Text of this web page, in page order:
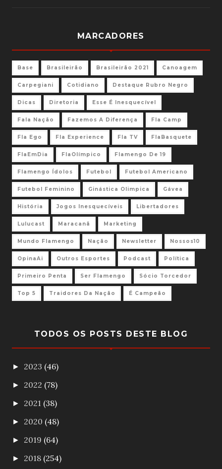
MARCADORES
Base Brasileirão Brasileirão 2021 Canoagem
Carpegiani Cotidiano Destaque Rubro Negro
Dicas Diretoria Esse É Inesquecível
Fala Nação Fazemos A Diferença Fla Camp
Fla Ego Fla Experience Fla TV FlaBasquete
FlaEmDia FlaOlímpico Flamengo De 19
Flamengo Ídolos Futebol Futebol Americano
Futebol Feminino Ginástica Olimpica Gávea
História Jogos Inesquecíveis Libertadores
Lulucast Maracanã Marketing
Mundo Flamengo Nação Newsletter Nossos10
OpinaAi Outros Esportes Podcast Política
Primeiro Penta Ser Flamengo Sócio Torcedor
Top 5 Traidores Da Nação É Campeão
TODOS OS POSTS DESTE BLOG
► 2023 (46)
► 2022 (78)
► 2021 (38)
► 2020 (48)
► 2019 (64)
► 2018 (254)